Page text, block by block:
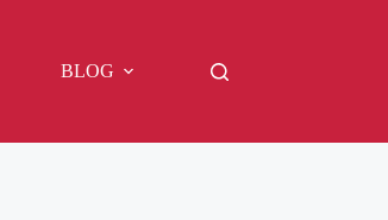
BLOG